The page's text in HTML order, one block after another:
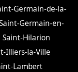
Germain-de-la-
Germain-en-
Hilarion
Illiers-la-Ville
Lambert